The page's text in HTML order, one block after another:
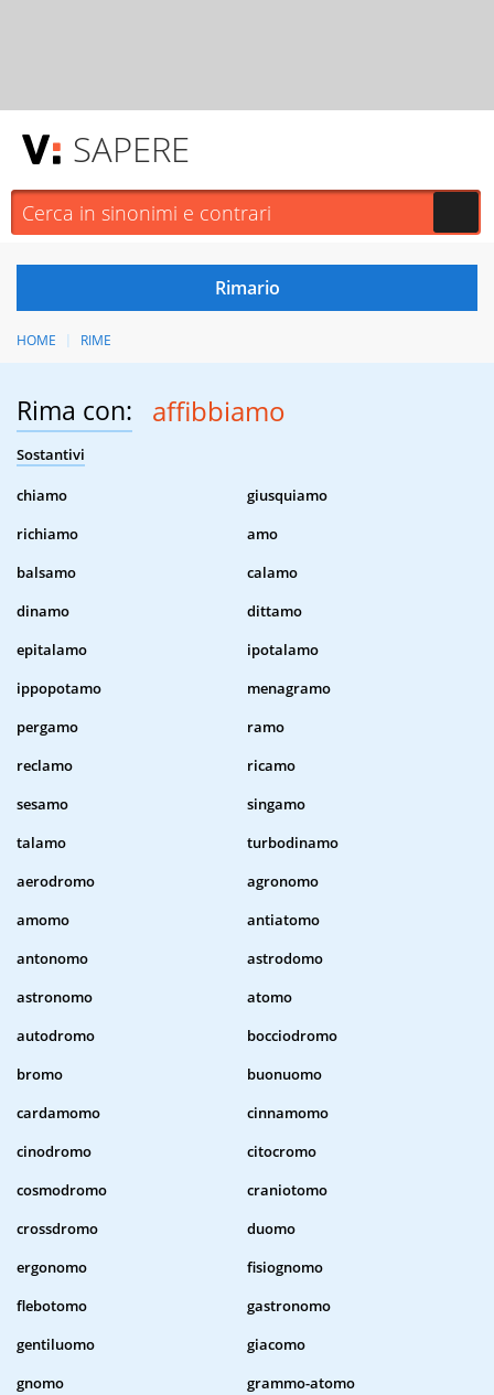
SAPERE
HOME RIME
Rima con: affibbiamo
Sostantivi
chiamo
giusquiamo
richiamo
amo
balsamo
calamo
dinamo
dittamo
epitalamo
ipotalamo
ippopotamo
menagramo
pergamo
ramo
reclamo
ricamo
sesamo
singamo
talamo
turbodinamo
aerodromo
agronomo
amomo
antiatomo
antonomo
astrodomo
astronomo
atomo
autodromo
bocciodromo
bromo
buonuomo
cardamomo
cinnamomo
cinodromo
citocromo
cosmodromo
craniotomo
crossdromo
duomo
ergonomo
fisiognomo
flebotomo
gastronomo
gentiluomo
giacomo
gnomo
grammo-atomo